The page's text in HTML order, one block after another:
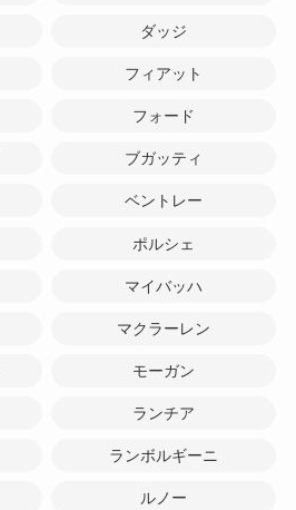
ダッジ
フィアット
フォード
ブガッティ
ベントレー
ポルシェ
マイバッハ
マクラーレン
モーガン
ランチア
ランボルギーニ
ルノー